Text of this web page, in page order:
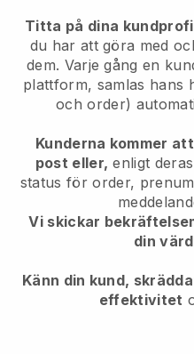
Titta på dina
du har att göra med
dem. Varje gång en
plattform, samlas hans
och order)
Kunderna kommer
post eller, enligt
status för order,
Vi skickar
din
Känn din kund,
effektivitet